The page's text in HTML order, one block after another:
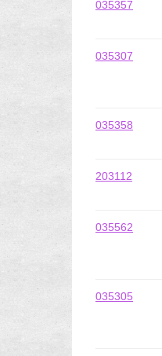
035357
035307
035358
203112
035562
035305